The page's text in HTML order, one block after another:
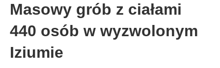
Masowy grób z ciałami
440 osób w wyzwolonym
Iziumie